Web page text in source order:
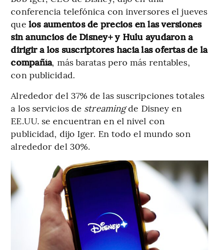
conferencia telefónica con inversores el jueves
que los aumentos de precios en las versiones
sin anuncios de Disney+ y Hulu ayudaron a
dirigir a los suscriptores hacia las ofertas de la
compañía, más baratas pero más rentables,
con publicidad.
Alrededor del 37% de las suscripciones totales
a los servicios de streamingde Disney en
EE.UU. se encuentran en el nivel con
publicidad, dijo Iger. En todo el mundo son
alrededor del 30%.